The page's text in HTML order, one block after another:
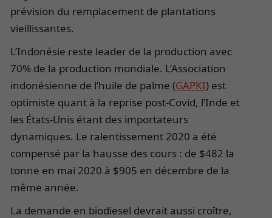
prévision du remplacement de plantations
vieillissantes.
L’Indonésie reste leader de la production avec
70% de la production mondiale. L’Association
indonésienne de l’huile de palme (GAPKI) est
optimiste quant à la reprise post-Covid, l’Inde et
les États-Unis étant des importateurs
dynamiques. Le ralentissement 2020 a été
compensé par la hausse des cours : de $482 la
tonne en mai 2020 à $905 en décembre de la
même année.
La demande en biodiesel devrait aussi croître,